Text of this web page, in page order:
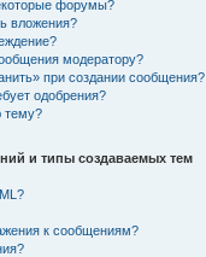
форумы?
вложения?
модератору?
при создании сообщения?
одобрения?
тему?
и типы создаваемых тем
к сообщениям?